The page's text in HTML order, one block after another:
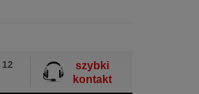
szybki
kontakt